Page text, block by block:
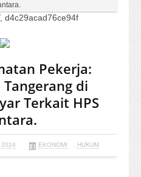
d4c29acad76ce94f
Pekerja:
Tangerang di
Terkait HPS
2024 EKONOMI , HUKUM